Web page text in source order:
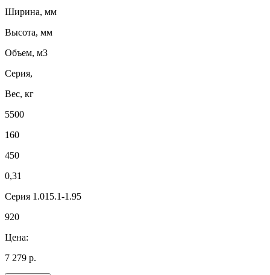
Ширина, мм
Высота, мм
Объем, м3
Серия,
Вес, кг
5500
160
450
0,31
Серия 1.015.1-1.95
920
Цена:
7 279 р.